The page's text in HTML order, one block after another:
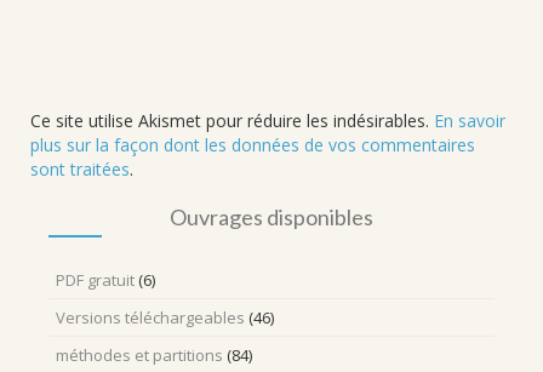
Ce site utilise Akismet pour réduire les indésirables. En savoir
plus sur la façon dont les données de vos commentaires
sont traitées.
Ouvrages disponibles
PDF gratuit (6)
Versions téléchargeables (46)
méthodes et partitions (84)